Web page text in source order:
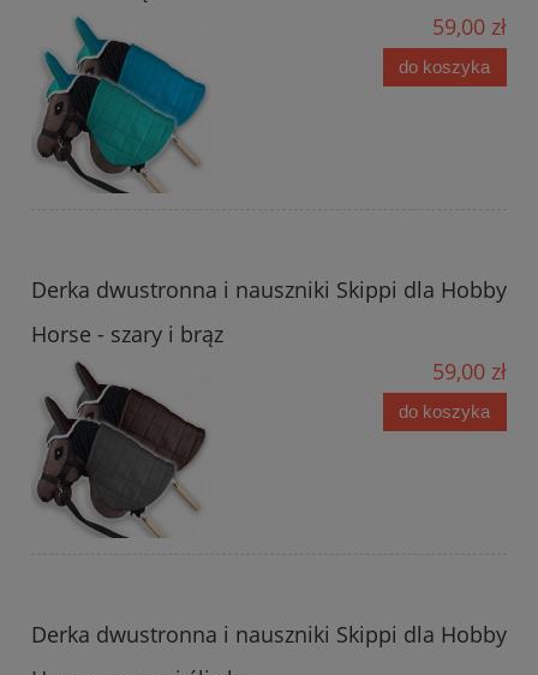
59,00 zł
do koszyka
Derka dwustronna i nauszniki Skippi dla Hobby
Horse - szary i brąz
59,00 zł
do koszyka
Derka dwustronna i nauszniki Skippi dla Hobby